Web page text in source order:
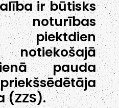
ir būtisks
noturības
notiekošajā
pauda
(ZZS).